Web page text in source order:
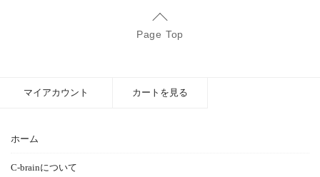
Page Top
ホーム
C-brainについて
マイアカウント カートを見る